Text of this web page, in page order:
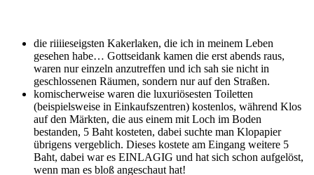
die riiiieseigsten Kakerlaken, die ich in meinem Leben
gesehen habe… Gottseidank kamen die erst abends raus,
waren nur einzeln anzutreffen und ich sah sie nicht in
geschlossenen Räumen, sondern nur auf den Straßen.
komischerweise waren die luxuriösesten Toiletten
(beispielsweise in Einkaufszentren) kostenlos, während Klos
auf den Märkten, die aus einem mit Loch im Boden
bestanden, 5 Baht kosteten, dabei suchte man Klopapier
übrigens vergeblich. Dieses kostete am Eingang weitere 5
Baht, dabei war es EINLAGIG und hat sich schon aufgelöst,
wenn man es bloß angeschaut hat!